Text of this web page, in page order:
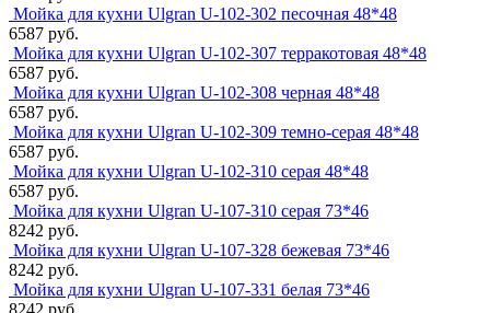
Мойка для кухни Ulgran U-102-302 песочная 48*48
6587 руб.
Мойка для кухни Ulgran U-102-307 терракотовая 48*48
6587 руб.
Мойка для кухни Ulgran U-102-308 черная 48*48
6587 руб.
Мойка для кухни Ulgran U-102-309 темно-серая 48*48
6587 руб.
Мойка для кухни Ulgran U-102-310 серая 48*48
6587 руб.
Мойка для кухни Ulgran U-107-310 серая 73*46
8242 руб.
Мойка для кухни Ulgran U-107-328 бежевая 73*46
8242 руб.
Мойка для кухни Ulgran U-107-331 белая 73*46
8242 руб.